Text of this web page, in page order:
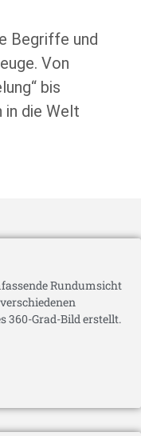
Begriffe und
Von
bis
in die Welt
Rundumsicht
360-Grad-Bild erstellt.